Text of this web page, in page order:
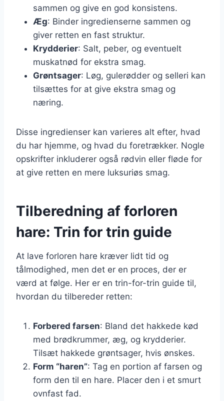
sammen og give en god konsistens.
Æg: Binder ingredienserne sammen og
giver retten en fast struktur.
Krydderier: Salt, peber, og eventuelt
muskatnød for ekstra smag.
Grøntsager: Løg, gulerødder og selleri kan
tilsættes for at give ekstra smag og
næring.
Disse ingredienser kan varieres alt efter, hvad
du har hjemme, og hvad du foretrækker. Nogle
opskrifter inkluderer også rødvin eller fløde for
at give retten en mere luksuriøs smag.
Tilberedning af forloren
hare: Trin for trin guide
At lave forloren hare kræver lidt tid og
tålmodighed, men det er en proces, der er
værd at følge. Her er en trin-for-trin guide til,
hvordan du tilbereder retten:
Forbered farsen: Bland det hakkede kød
med brødkrummer, æg, og krydderier.
Tilsæt hakkede grøntsager, hvis ønskes.
Form “haren”: Tag en portion af farsen og
form den til en hare. Placer den i et smurt
ovnfast fad.